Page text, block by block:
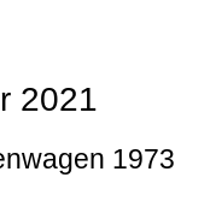
2021
1973